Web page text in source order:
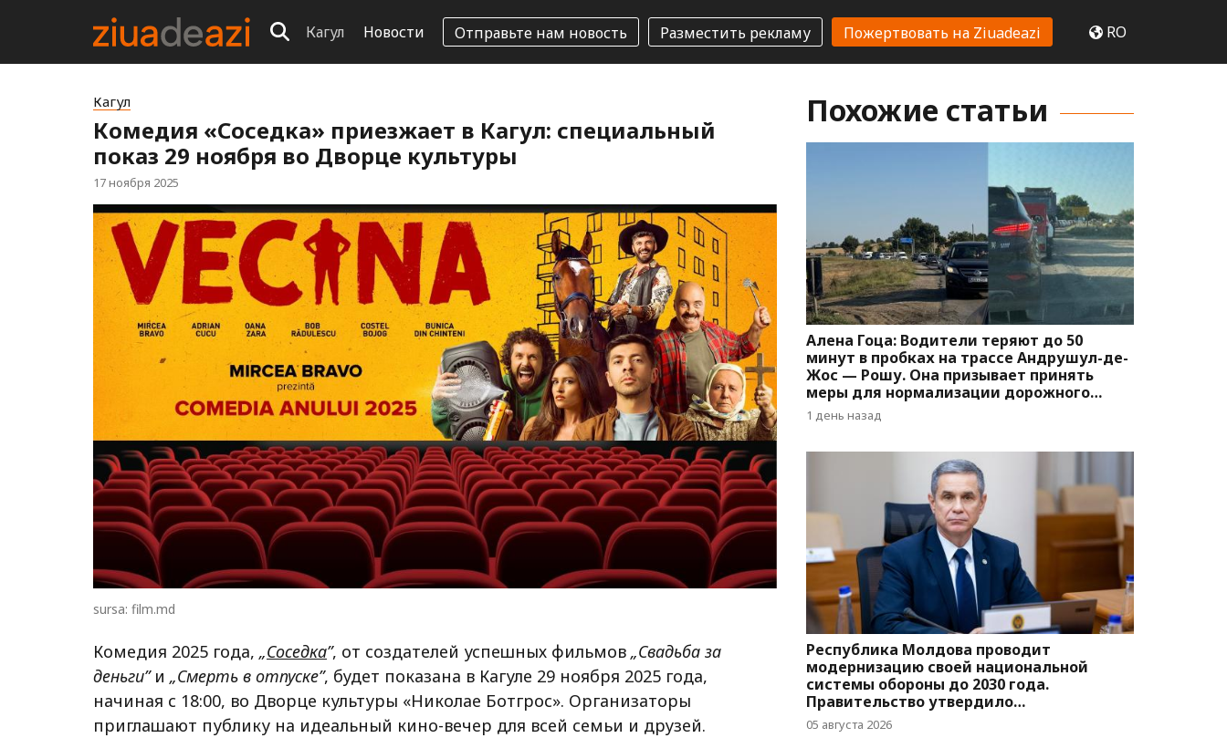
Кагул Новости Отправьте нам новость Разместить рекламу Пожертвовать на Ziuadeazi RO
Кагул
Комедия «Соседка» приезжает в Кагул: специальный
показ 29 ноября во Дворце культуры
17 ноября 2025
sursa: film.md
Комедия 2025 года, „Соседка”, от создателей успешных фильмов „Свадьба за
деньги”и „Смерть в отпуске”, будет показана в Кагуле 29 ноября 2025 года,
начиная с 18:00, во Дворце культуры «Николае Ботгрос». Организаторы
приглашают публику на идеальный кино-вечер для всей семьи и друзей.
Похожие статьи
Алена Гоца: Водители теряют до 50
минут в пробках на трассе Андрушул-де-
Жос — Рошу. Она призывает принять
меры для нормализации дорожного
движения
1 день назад
Республика Молдова проводит
модернизацию своей национальной
системы обороны до 2030 года.
Правительство утвердило
соответствующую программу
05 августа 2026